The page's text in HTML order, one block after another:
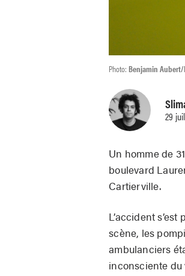
Photo:Benjamin
29
Un homme de
boulevard
Cartierville.
L’accident
scène, les
ambulanciers
inconsciente du